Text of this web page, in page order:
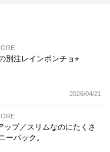
別注レインポンチョ⭐︎
2026/04/21
ップ／スリムなのにたくさ
ーパック。